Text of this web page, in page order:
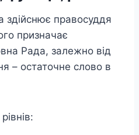
здійснює правосуддя
призначає
Рада, залежно від
– остаточне слово в